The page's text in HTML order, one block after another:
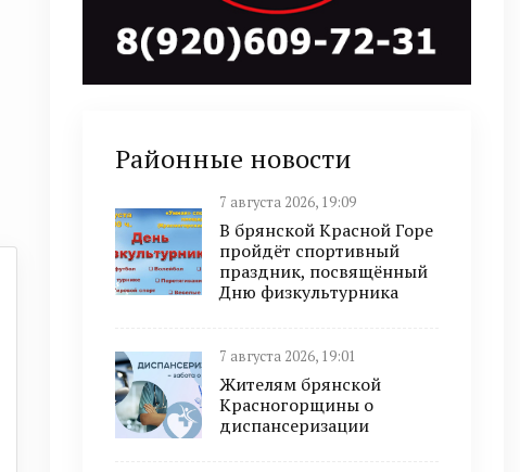
Районные новости
7 августа 2026, 19:09
В брянской Красной Горе
пройдёт спортивный
праздник, посвящённый
Дню физкультурника
7 августа 2026, 19:01
Жителям брянской
Красногорщины о
диспансеризации